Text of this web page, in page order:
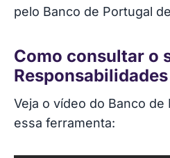
pelo Banco de Portugal
Como consultar o
Veja o vídeo do Banco
essa ferramenta: